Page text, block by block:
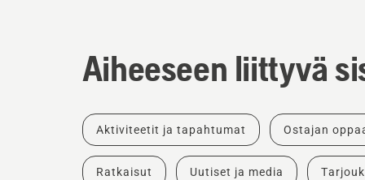
Aiheeseen liittyvä
Aktiviteetit ja tapahtumat Ostajan
Ratkaisut Uutiset ja media